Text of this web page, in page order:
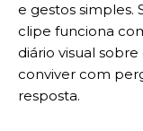
e gestos simples.
clipe funciona
diário visual
conviver com
resposta.